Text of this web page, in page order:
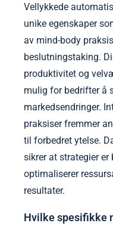
Vellykkede
unike egenskaper
av mind-body
beslutningstaking.
produktivitet og
mulig for bedrifter å
markedsendringer.
praksiser fremmer
til forbedret ytelse.
sikrer at strategier er
optimaliserer
resultater.
Hvilke spesifikke